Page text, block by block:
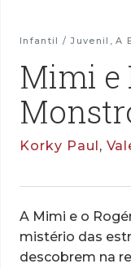
Infantil / Juvenil ,A
Mimi e
Korky Paul ,
A Mimi e o
mistério das
descobrem na